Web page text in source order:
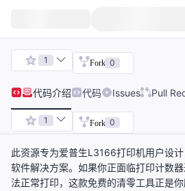
1 Fork 0
代码介绍 代码 Issues Pull
1 Fork 0
此资源专为爱普生L3166打印机用户设
软件解决方案。如果你正面临打印计数
法正常打印，这款免费的清零工具正是